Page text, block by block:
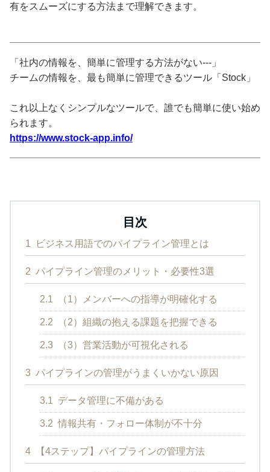
有をスムーズにする方法まで理解できます。
「社内の情報を、簡単に管理する方法がない---」
チームの情報を、最も簡単に管理できるツール「Stock」
これ以上なくシンプルなツールで、誰でも簡単に使い始め
られます。
https://www.stock-app.info/
目次
1 ビジネス用語でのパイプライン管理とは
2 パイプライン管理のメリット・必要性3選
2.1 （1）メンバーへの指導が明確化する
2.2 （2）組織の抱える課題を把握できる
2.3 （3）営業活動が可視化される
3 パイプラインの管理がうまくいかない原因
3.1 データ管理に不備がある
3.2 情報共有・フォロー体制が不十分
4 【4ステップ】パイプラインの管理方法